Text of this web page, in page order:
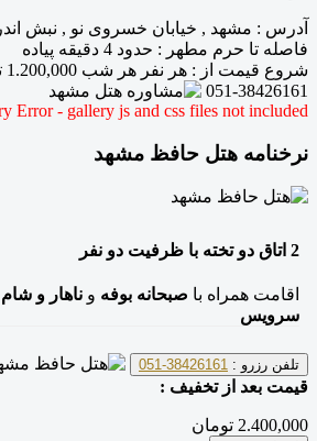
آدرس : مشهد , خیابان خسروی نو , نبش
فاصله تا حرم مطهر : حدود 4 دقیقه پیاده
شروع قیمت از : هر نفر هر شب 1.200,000
051-38426161
Error - gallery js and css files not included
نرخنامه هتل حافظ مشهد
2 اتاق دو تخته با ظرفیت دو نفر
اقامت همراه با صبحانه بوفهو ناهار و
سرویس
تلفن رزرو : 38426161-051
قیمت بعد از تخفیف :
2.400,000 تومان